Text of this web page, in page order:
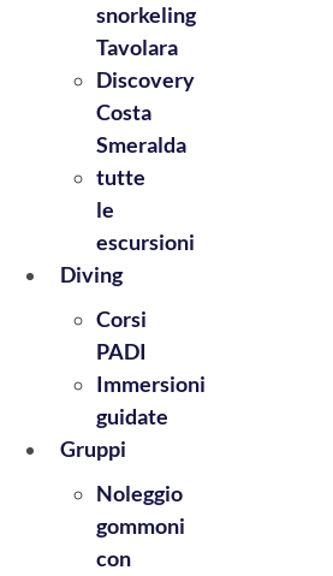
snorkeling
Tavolara
Discovery
Costa
Smeralda
tutte
le
escursioni
Diving
Corsi
PADI
Immersioni
guidate
Gruppi
Noleggio
gommoni
con